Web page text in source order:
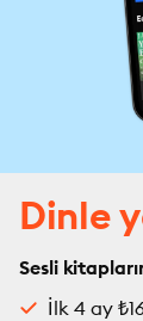
Dinle
Sesli
İlk 4 ay